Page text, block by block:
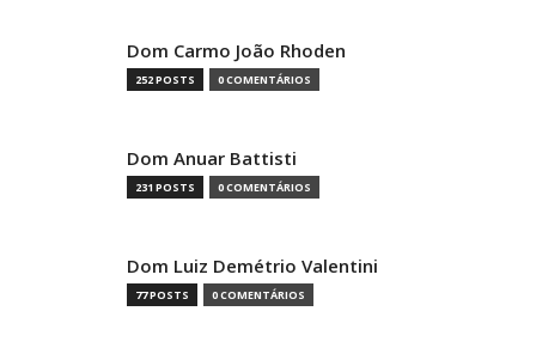
Dom Carmo João Rhoden
252 POSTS 0 COMENTÁRIOS
Dom Anuar Battisti
231 POSTS 0 COMENTÁRIOS
Dom Luiz Demétrio Valentini
77 POSTS 0 COMENTÁRIOS